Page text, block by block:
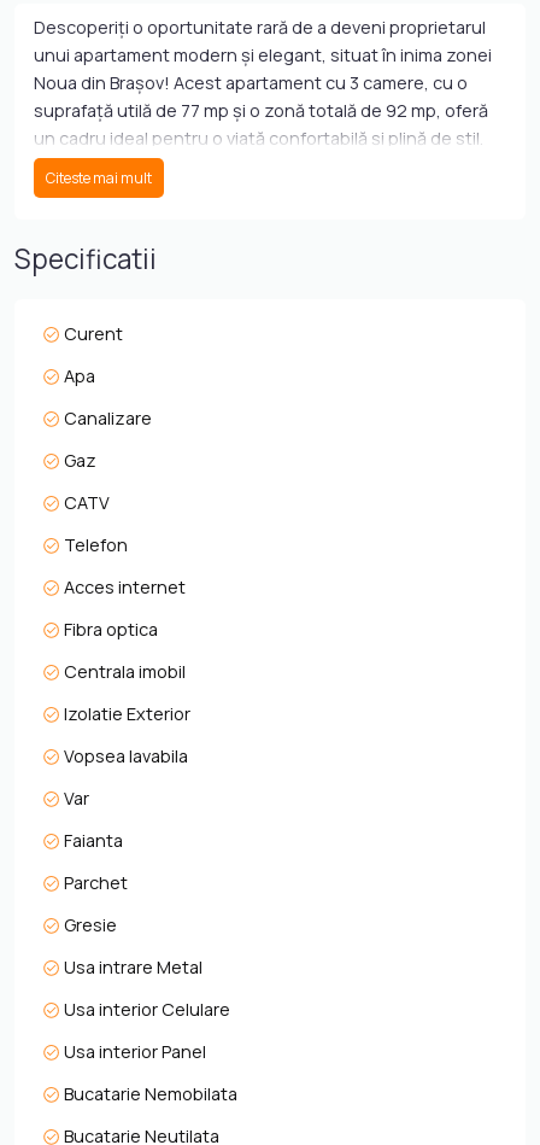
Descoperiți o oportunitate rară de a deveni proprietarul
unui apartament modern și elegant, situat în inima zonei
Noua din Brașov! Acest apartament cu 3 camere, cu o
suprafață utilă de 77 mp și o zonă totală de 92 mp, oferă
un cadru ideal pentru o viață confortabilă și plină de stil.
Construit în 2025, acest imobil cu structură din beton
promite nu doar durabilitate, ci și un design contemporan,
La etajul 3 al unui bloc cu 4 etaje, apartamentul dispune
modernă și o bucătărie funcțională, care se deschide
de relaxare sau socializare. Compartimentarea
decomandată asigură intimitate și un flux natural al
nevoile unei familii moderne sau ale tinerilor profesioniști.
Zona Noua oferă acces rapid la facilități esențiale, inclusiv
o alegere excelentă pentru oricine caută confort și
comoditate.
Nu ratați ocazia de a transforma acest apartament într-un
cămin cald și primitor! Cu un preț atractiv de 162.878€ +
experimentați personal farmecul acestui spațiu.
Această proprietate se va vinde rapid, așa că nu ezitați –
Citeste mai mult
Specificatii
Curent
Apa
Canalizare
Gaz
CATV
Telefon
Acces internet
Fibra optica
Centrala imobil
Izolatie Exterior
Vopsea lavabila
Var
Faianta
Parchet
Gresie
Usa intrare Metal
Usa interior Celulare
Usa interior Panel
Bucatarie Nemobilata
Bucatarie Neutilata